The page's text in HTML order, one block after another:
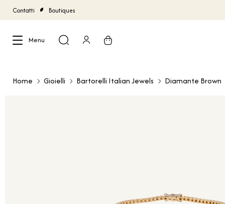
Contatti Boutiques
Menu
Home Gioielli Bartorelli Italian Jewels Diamante Brown